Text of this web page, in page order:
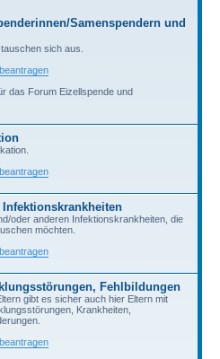
Samenspendern und
sich aus.
das Forum Eizellspende und
oder anderen Infektionskrankheiten, die
möchten.
Fehlbildungen
gibt es sicher auch hier Eltern mit
Krankheiten,